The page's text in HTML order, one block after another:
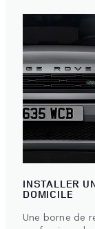
INSTALLER
DOMICILE
Une borne de